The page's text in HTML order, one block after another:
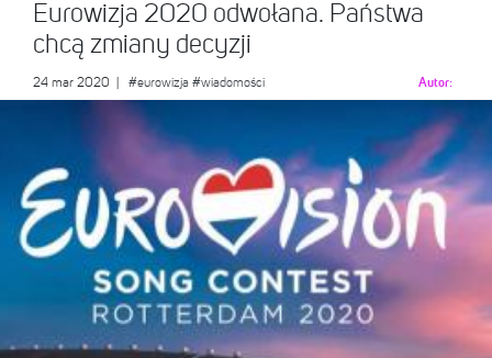
Eurowizja 2020 odwołana. Państwa
chcą zmiany decyzji
24 mar 2020 #eurowizja #wiadomości Autor: